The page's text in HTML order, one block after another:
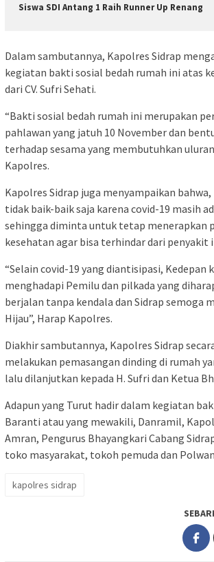
Siswa SDI Antang 1 Raih Runner Up Renang
Dalam sambutannya, Kapolres Sidrap
kegiatan bakti sosial bedah rumah ini atas
dari CV. Sufri Sehati.
“Bakti sosial bedah rumah ini merupakan
pahlawan yang jatuh 10 November dan
terhadap sesama yang membutuhkan
Kapolres.
Kapolres Sidrap juga menyampaikan bahwa,
tidak baik-baik saja karena covid-19 masih
sehingga diminta untuk tetap menerapkan
kesehatan agar bisa terhindar dari penyakit
“Selain covid-19 yang diantisipasi, Kedepan
menghadapi Pemilu dan pilkada yang
berjalan tanpa kendala dan Sidrap semoga
Hijau”, Harap Kapolres.
Diakhir sambutannya, Kapolres Sidrap
melakukan pemasangan dinding di rumah
lalu dilanjutkan kepada H. Sufri dan Ketua
Adapun yang Turut hadir dalam kegiatan
Baranti atau yang mewakili, Danramil,
Amran, Pengurus Bhayangkari Cabang
toko masyarakat, tokoh pemuda dan
kapolres sidrap